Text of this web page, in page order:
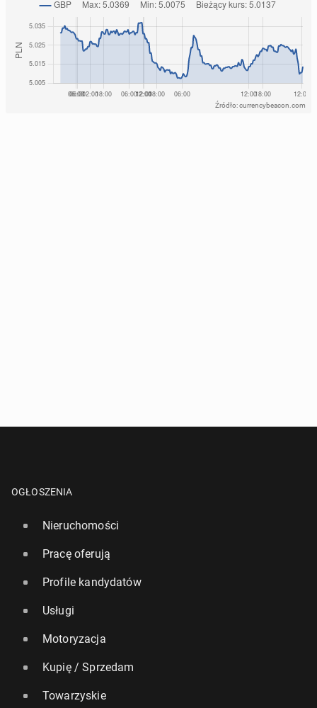
Źródło: currencybeacon.com
OGŁOSZENIA
Nieruchomości
Pracę oferują
Profile kandydatów
Usługi
Motoryzacja
Kupię / Sprzedam
Towarzyskie